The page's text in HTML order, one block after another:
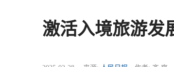
激活入境旅游发